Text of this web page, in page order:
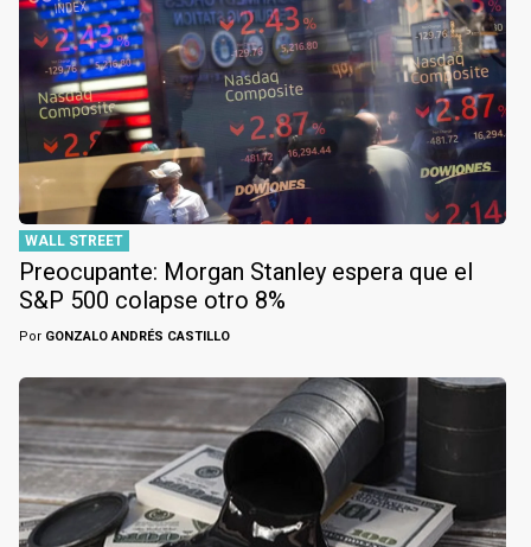
WALL STREET
Preocupante: Morgan Stanley espera que el
S&P 500 colapse otro 8%
Por GONZALO ANDRÉS CASTILLO